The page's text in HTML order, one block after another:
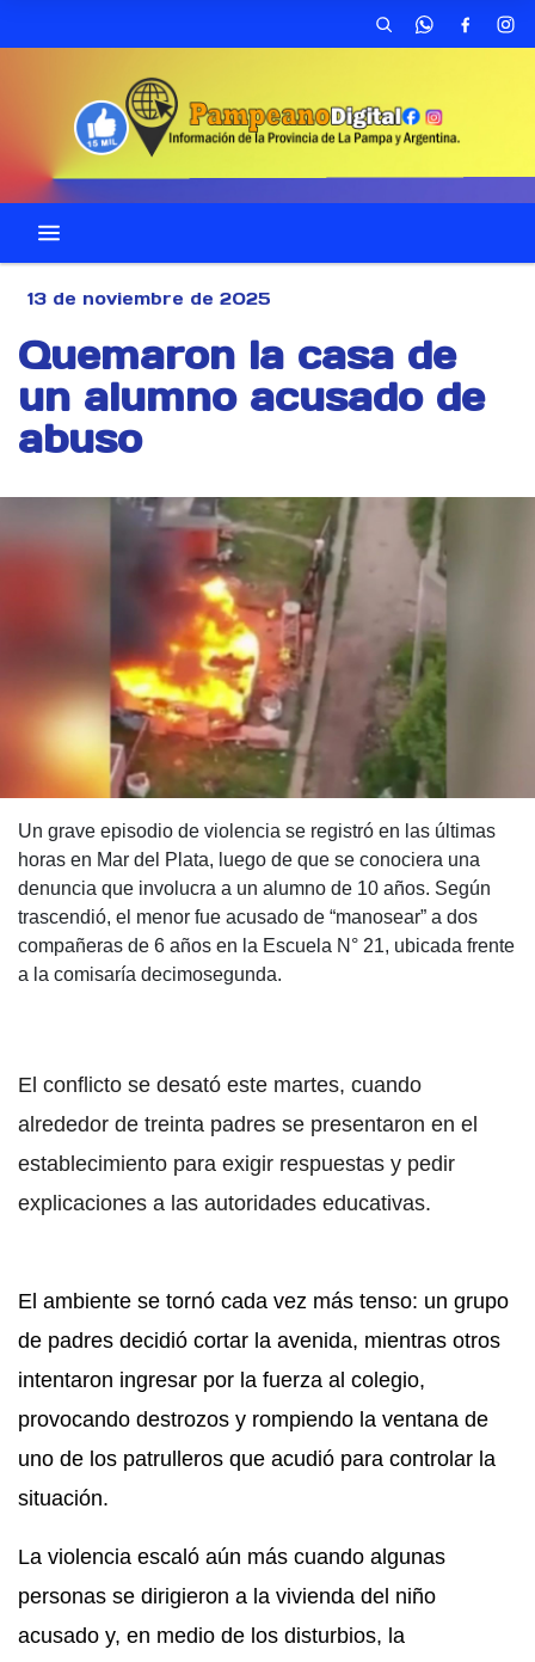
13 de noviembre de 2025
Quemaron la casa de
un alumno acusado de
abuso
Un grave episodio de violencia se registró en las últimas
horas en Mar del Plata, luego de que se conociera una
denuncia que involucra a un alumno de 10 años. Según
trascendió, el menor fue acusado de “manosear” a dos
compañeras de 6 años en la Escuela N° 21, ubicada frente
a la comisaría decimosegunda.
El conflicto se desató este martes, cuando
alrededor de treinta padres se presentaron en el
establecimiento para exigir respuestas y pedir
explicaciones a las autoridades educativas.
El ambiente se tornó cada vez más tenso: un grupo
de padres decidió cortar la avenida, mientras otros
intentaron ingresar por la fuerza al colegio,
provocando destrozos y rompiendo la ventana de
uno de los patrulleros que acudió para controlar la
situación.
La violencia escaló aún más cuando algunas
personas se dirigieron a la vivienda del niño
acusado y, en medio de los disturbios, la